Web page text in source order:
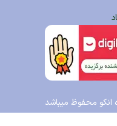
انکو محفوظ میباشد